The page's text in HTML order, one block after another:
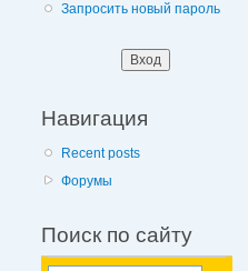
Запросить новый пароль
Навигация
Recent posts
Форумы
Поиск по сайту